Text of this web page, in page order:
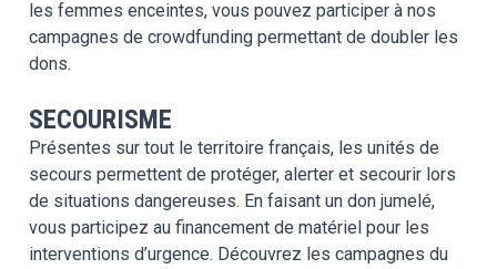
les femmes enceintes, vous pouvez participer à nos
campagnes de crowdfunding permettant de doubler les
dons.
SECOURISME
Présentes sur tout le territoire français, les unités de
secours permettent de protéger, alerter et secourir lors
de situations dangereuses. En faisant un don jumelé,
vous participez au financement de matériel pour les
interventions d’urgence. Découvrez les campagnes du